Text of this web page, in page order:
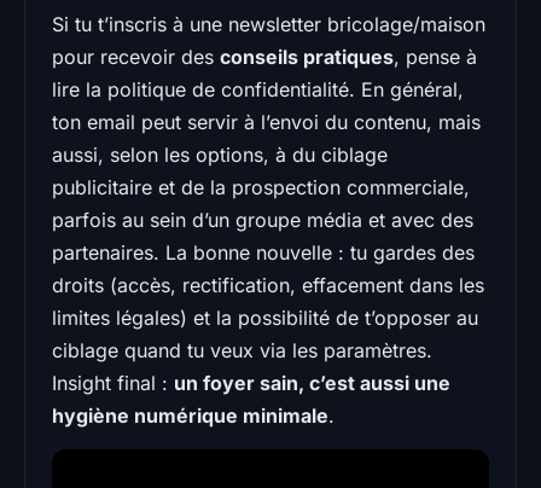
Si tu t’inscris à une newsletter bricolage/maison
pour recevoir des conseils pratiques, pense à
lire la politique de confidentialité. En général,
ton email peut servir à l’envoi du contenu, mais
aussi, selon les options, à du ciblage
publicitaire et de la prospection commerciale,
parfois au sein d’un groupe média et avec des
partenaires. La bonne nouvelle : tu gardes des
droits (accès, rectification, effacement dans les
limites légales) et la possibilité de t’opposer au
ciblage quand tu veux via les paramètres.
Insight final : un foyer sain, c’est aussi une
hygiène numérique minimale.